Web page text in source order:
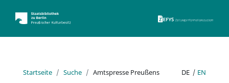
Startseite Suche Amtspresse Preußens DE | EN